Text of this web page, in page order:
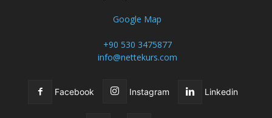
Google Map
+90 530 3475877
info@nettekurs.com
Facebook Instagram Linkedin